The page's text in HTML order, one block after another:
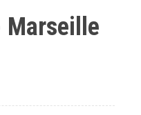
Marseille